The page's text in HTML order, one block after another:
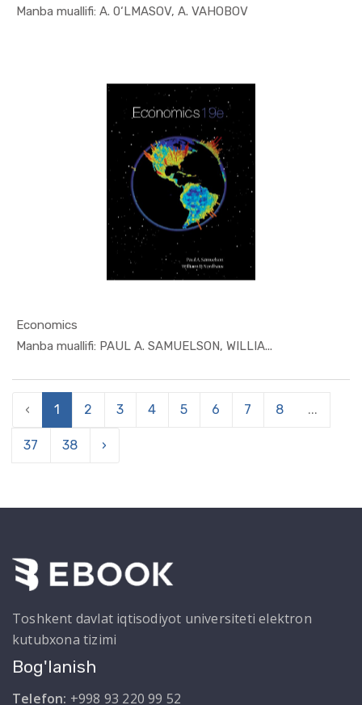
Manba muallifi: A. 0‘LMASOV, A. VAHOBOV
In Iqtisod...
Economics
Manba muallifi: PAUL A. SAMUELSON, WILLIA...
In Iqtisod...
‹ 1 2 3 4 5 6 7 8 ...
37 38 ›
Toshkent davlat iqtisodiyot universiteti elektron
kutubxona tizimi
Bog'lanish
Telefon: +998 93 220 99 52